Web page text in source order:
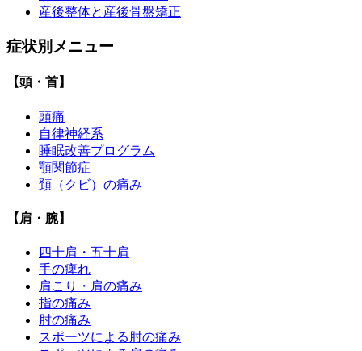
産後整体と産後骨盤矯正
症状別メニュー
【頭・首】
頭痛
自律神経系
睡眠改善プログラム
顎関節症
頚（クビ）の痛み
【肩・腕】
四十肩・五十肩
手の痺れ
肩こり・肩の痛み
指の痛み
肘の痛み
スポーツによる肘の痛み